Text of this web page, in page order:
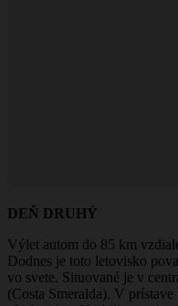
DEŇ DRUHÝ
Výlet autom do 85 km
Dodnes je toto letovisko
vo svete. Situované je v
(Costa Smeralda). V